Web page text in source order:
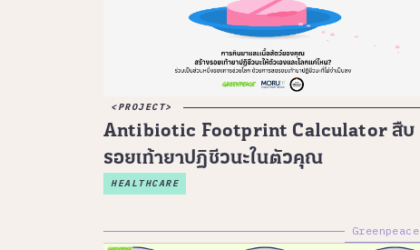
PROJECT
Antibiotic Footprint Calculator สืบ
รอยเท้ายาปฏิชีวนะในตัวคุณ
HEALTHCARE
Greenpeace